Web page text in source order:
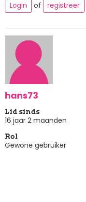
Login
of registreer
hans73
Lid sinds
16 jaar 2 maanden
Rol
Gewone gebruiker